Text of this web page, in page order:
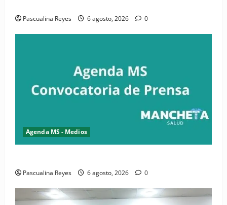
Pascualina Reyes 6 agosto, 2026 0
Agenda MS - Medios
Pascualina Reyes 6 agosto, 2026 0